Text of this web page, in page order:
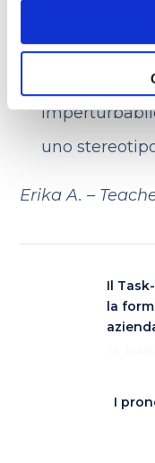
a tutti che lo
sedia a
uno
Erika A. –
Il
la
I